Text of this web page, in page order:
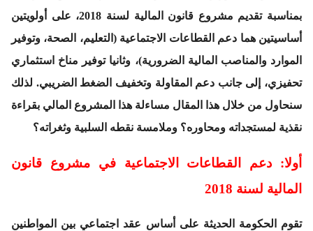
بمناسبة تقديم مشروع قانون المالية لسنة 2018، على أولويتين
أساسيتين هما دعم القطاعات الاجتماعية (التعليم، الصحة، وتوفير
الموارد والمناصب المالية الضرورية)، وثانيا توفير مناخ استثماري
تحفيزي، إلى جانب دعم المقاولة وتخفيف الضغط الضريبي. لذلك
سنحاول من خلال هذا المقال مساءلة هذا المشروع المالي بقراءة
نقذية لمستجداته ومحاوره؟ وملامسة نقطه السلبية وثغراته؟
أولا: دعم القطاعات الاجتماعية في مشروع قانون
المالية لسنة 2018
تقوم الحكومة الحديثة على أساس عقد اجتماعي بين المواطنين